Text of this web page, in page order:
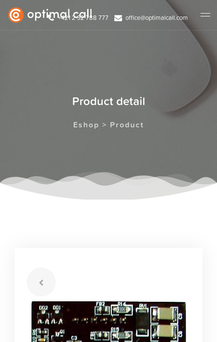
+421 2 32 788 777 office@optimalcall.com
Product detail
Eshop > Product